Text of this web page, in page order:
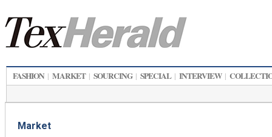
FASHION | MARKET | SOURCING | SPECIAL | INTERVIEW |
Market